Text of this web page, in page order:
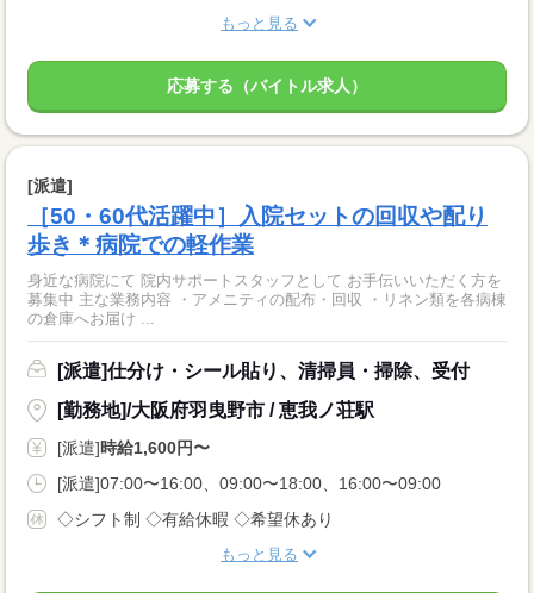
もっと見る
応募する（バイトル求人）
[派遣]
［50・60代活躍中］入院セットの回収や配り
歩き＊病院での軽作業
身近な病院にて 院内サポートスタッフとして お手伝いいただく方を
募集中 主な業務内容 ・アメニティの配布・回収 ・リネン類を各病棟
の倉庫へお届け ...
[派遣]仕分け・シール貼り、清掃員・掃除、受付
[勤務地]/大阪府羽曳野市 / 恵我ノ荘駅
[派遣]時給1,600円〜
[派遣]07:00〜16:00、09:00〜18:00、16:00〜09:00
◇シフト制 ◇有給休暇 ◇希望休あり
もっと見る